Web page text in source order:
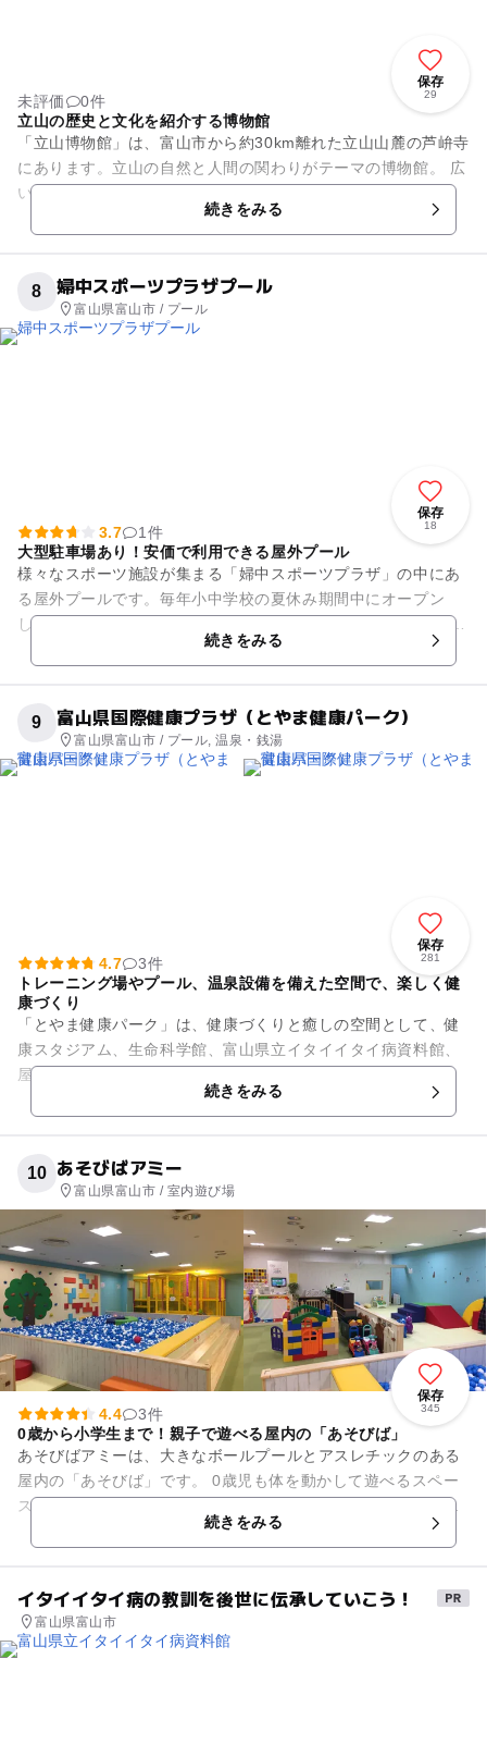
保存
29
未評価
0件
立山の歴史と文化を紹介する博物館
「立山博物館」は、富山市から約30km離れた立山山麓の芦峅寺
にあります。立山の自然と人間の関わりがテーマの博物館。 広
い敷地は、「教界」・「聖界」・「遊界」と名付けられた3つ
続きをみる
8 婦中スポーツプラザプール
富山県富山市 / プール
保存
18
3.7
1件
大型駐車場あり！安価で利用できる屋外プール
様々なスポーツ施設が集まる「婦中スポーツプラザ」の中にあ
る屋外プールです。毎年小中学校の夏休み期間中にオープン
し、多くの子供達が遊びに来ます。 施設には25mプールと幼児
続きをみる
9 富山県国際健康プラザ（とやま健康パーク）
富山県富山市 / プール, 温泉・銭湯
保存
281
4.7
3件
トレーニング場やプール、温泉設備を備えた空間で、楽しく健
康づくり
「とやま健康パーク」は、健康づくりと癒しの空間として、健
康スタジアム、生命科学館、富山県立イタイイタイ病資料館、
屋外健康づくり施設の4つの施設があり、心も体も健康になれ
続きをみる
10 あそびばアミー
富山県富山市 / 室内遊び場
保存
345
4.4
3件
0歳から小学生まで！親子で遊べる屋内の「あそびば」
あそびばアミーは、大きなボールプールとアスレチックのある
屋内の「あそびば」です。 0歳児も体を動かして遊べるスペー
スがあり、授乳やおむつ替えができる部屋も用意しています。
続きをみる
イタイイタイ病の教訓を後世に伝承していこう！
富山県富山市